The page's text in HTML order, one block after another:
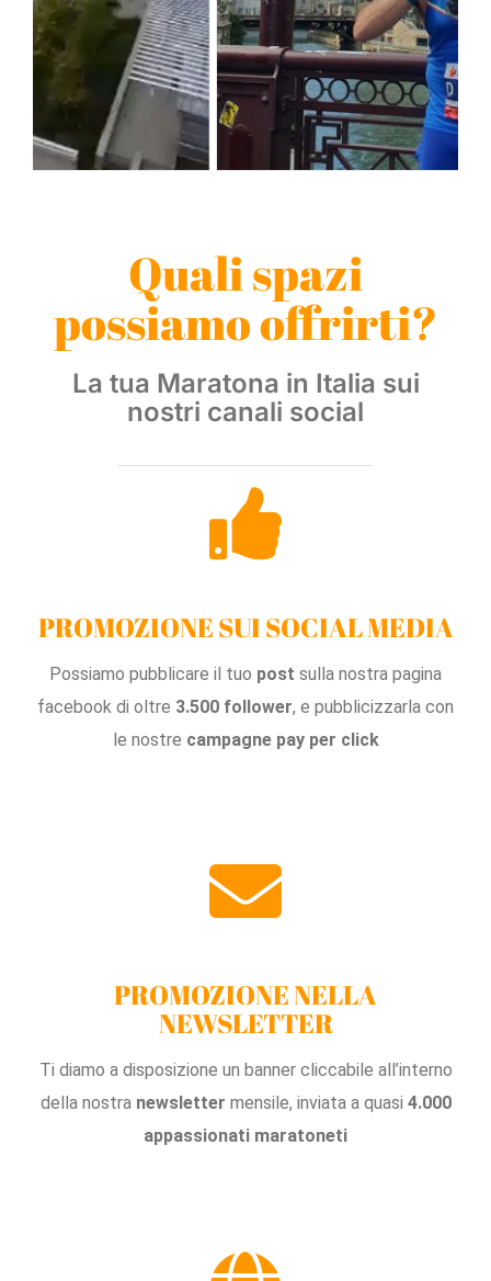
Quali spazi
possiamo offrirti?
La tua Maratona in Italia sui
nostri canali social
PROMOZIONE SUI SOCIAL MEDIA
Possiamo pubblicare il tuo post sulla nostra pagina
facebook di oltre 3.500 follower, e pubblicizzarla con
le nostre campagne pay per click
PROMOZIONE NELLA
NEWSLETTER
Ti diamo a disposizione un banner cliccabile all’interno
della nostra newsletter mensile, inviata a quasi 4.000
appassionati maratoneti